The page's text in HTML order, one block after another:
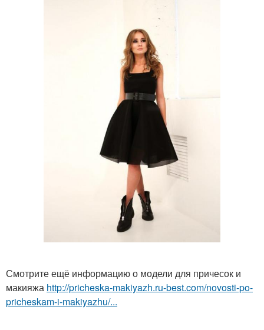
Смотрите ещё информацию о модели для причесок и
макияжа http://pricheska-makiyazh.ru-best.com/novosti-po-
pricheskam-i-makiyazhu/...